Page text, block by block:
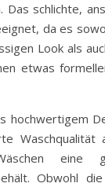
Das schlichte,
da es
Look als
etwas
hochwertigem
Waschqualität
eine
Obwohl